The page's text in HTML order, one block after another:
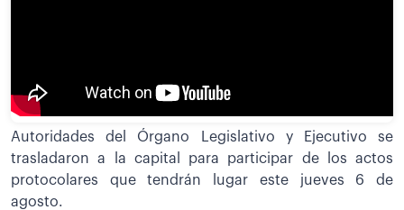
Autoridades del Órgano Legislativo y Ejecutivo se
trasladaron a la capital para participar de los actos
protocolares que tendrán lugar este jueves 6 de
agosto.